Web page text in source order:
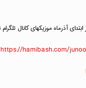
https://hamibash.com/